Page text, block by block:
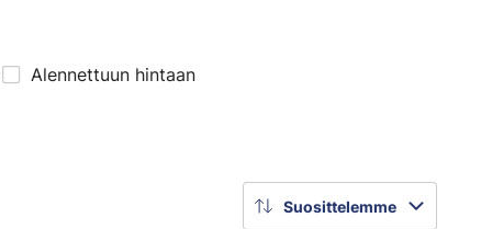
Alennettuun hintaan
Suosittelemme